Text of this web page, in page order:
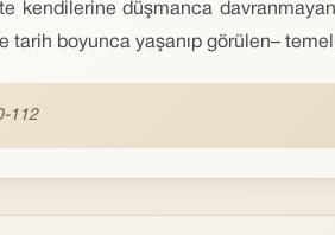
kendilerine düşmanca
tarih boyunca yaşanıp görülen–
112